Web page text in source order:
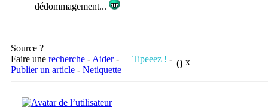
dédommagement...
Source ?
0 x
Faire une recherche - Aider- Tipeeez ! -
Publier un article - Netiquette